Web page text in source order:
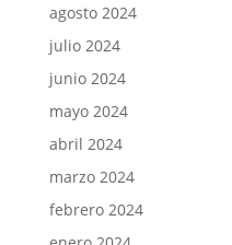
agosto 2024
julio 2024
junio 2024
mayo 2024
abril 2024
marzo 2024
febrero 2024